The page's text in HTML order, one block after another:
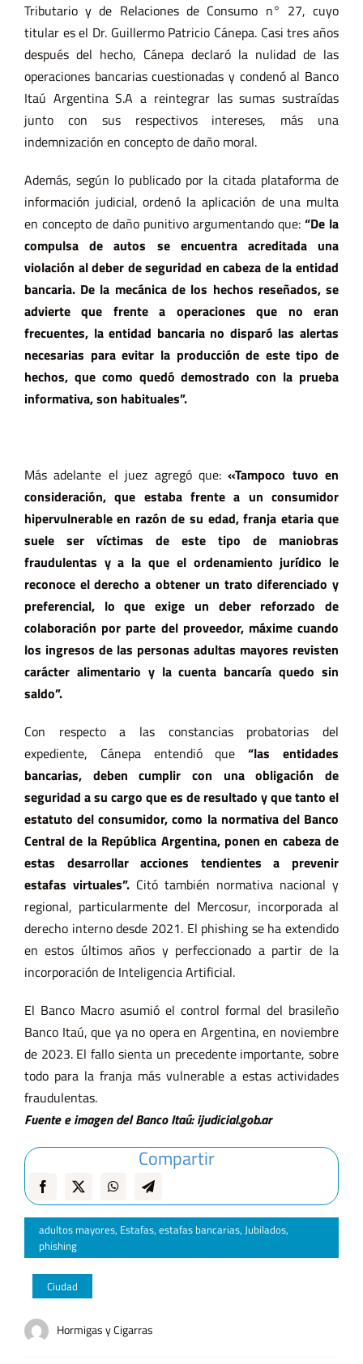
Tributario y de Relaciones de Consumo n° 27, cuyo
titular es el Dr. Guillermo Patricio Cánepa. Casi tres años
después del hecho, Cánepa declaró la nulidad de las
operaciones bancarias cuestionadas y condenó al Banco
Itaú Argentina S.A a reintegrar las sumas sustraídas
junto con sus respectivos intereses, más una
indemnización en concepto de daño moral.
Además, según lo publicado por la citada plataforma de
información judicial, ordenó la aplicación de una multa
en concepto de daño punitivo argumentando que:“De la
compulsa de autos se encuentra acreditada una
violación al deber de seguridad en cabeza de la entidad
bancaria. De la mecánica de los hechos reseñados, se
advierte que frente a operaciones que no eran
frecuentes, la entidad bancaria no disparó las alertas
necesarias para evitar la producción de este tipo de
hechos, que como quedó demostrado con la prueba
informativa, son habituales”.
Más adelante el juez agregó que:«Tampoco tuvo en
consideración, que estaba frente a un consumidor
hipervulnerable en razón de su edad, franja etaria que
suele ser víctimas de este tipo de maniobras
fraudulentas y a la que el ordenamiento jurídico le
reconoce el derecho a obtener un trato diferenciado y
preferencial, lo que exige un deber reforzado de
colaboración por parte del proveedor, máxime cuando
los ingresos de las personas adultas mayores revisten
carácter alimentario y la cuenta bancaría quedo sin
saldo”.
Con respecto a las constancias probatorias del
expediente, Cánepa entendió que“las entidades
bancarias, deben cumplir con una obligación de
seguridad a su cargo que es de resultado y que tanto el
estatuto del consumidor, como la normativa del Banco
Central de la República Argentina, ponen en cabeza de
estas desarrollar acciones tendientes a prevenir
estafas virtuales”. Citó también normativa nacional y
regional, particularmente del Mercosur, incorporada al
derecho interno desde 2021. El phishing se ha extendido
en estos últimos años y perfeccionado a partir de la
incorporación de Inteligencia Artificial.
El Banco Macro asumió el control formal del brasileño
Banco Itaú, que ya no opera en Argentina, en noviembre
de 2023. El fallo sienta un precedente importante, sobre
todo para la franja más vulnerable a estas actividades
fraudulentas.
Fuente e imagen del Banco Itaú: ijudicial.gob.ar
Compartir
adultos mayores, Estafas, estafas bancarias, Jubilados,
phishing
Ciudad
Hormigas y Cigarras